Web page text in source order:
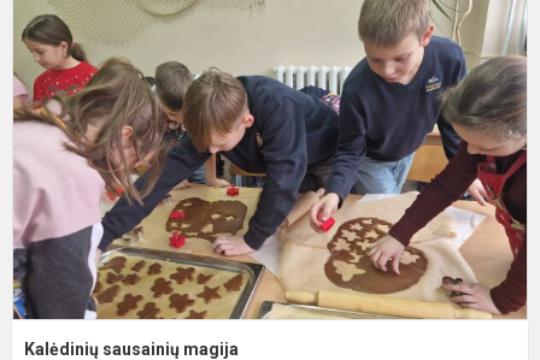
Kalėdinių sausainių magija